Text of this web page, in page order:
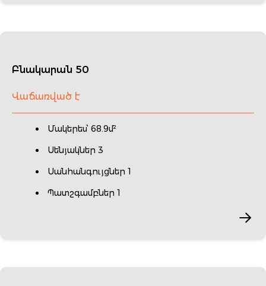
Բնակարան 50
Վաճառված է
Մակերես՝ 68.9մ²
Սենյակներ 3
Սանհանգույցներ 1
Պատշգամբներ 1